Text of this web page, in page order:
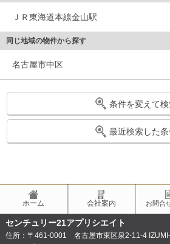
ＪＲ東海道本線金山駅
同じ地域の物件から探す
名古屋市中区
条件を変えて
最近検索した
ホーム 会社案内 お問合
センチュリー21アプリシエイト
住所：〒461-0001 名古屋市東区泉2-11-4